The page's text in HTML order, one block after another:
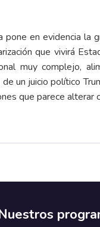
en evidencia la
que vivirá
muy complejo,
un juicio político
que parece alterar